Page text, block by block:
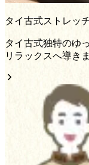
タイ古式ストレッ
タイ古式独特のゆ
リラックスへ導きま